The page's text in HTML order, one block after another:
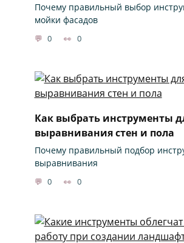
Почему правильный выбор
мойки фасадов
0 0
Как выбрать инструменты
выравнивания стен и пола
Почему правильный подбор
выравнивания
0 0